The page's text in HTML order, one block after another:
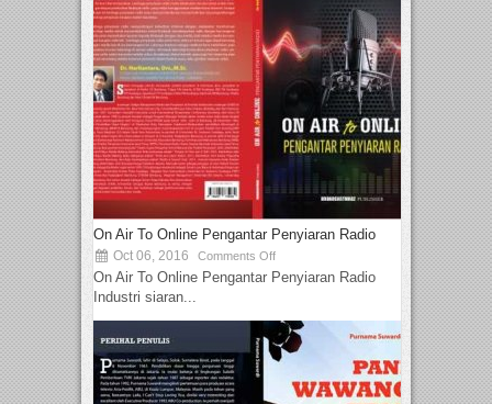
On Air To Online Pengantar Penyiaran Radio
Oct 06, 2016 Comments Off
On Air To Online Pengantar Penyiaran Radio
Industri siaran...